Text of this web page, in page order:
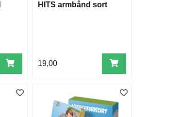
HITS armbånd sort
19,00